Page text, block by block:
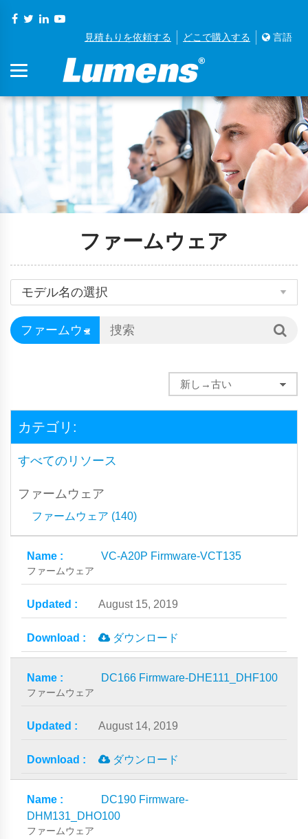
見積もりを依頼する どこで購入する 言語
ファームウェア
カテゴリ:
すべてのリソース
ファームウェア
ファームウェア (140)
VC-A20P Firmware-VCT135
ファームウェア
August 15, 2019
ダウンロード
DC166 Firmware-DHE111_DHF100
ファームウェア
August 14, 2019
ダウンロード
DC190 Firmware-
DHM131_DHO100
ファームウェア